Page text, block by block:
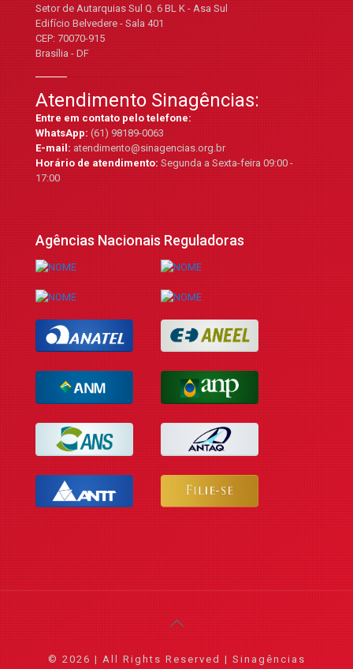
Setor de Autarquias Sul Q. 6 BL K - Asa Sul
Edifício Belvedere - Sala 401
CEP: 70070-915
Brasília - DF
Atendimento Sinagências:
Entre em contato pelo telefone:
WhatsApp:(61) 98189-0063
E-mail:atendimento@sinagencias.org.br
Horário de atendimento:Segunda a Sexta-feira 09:00 -
17:00
Agências Nacionais Reguladoras
© 2026 | All Rights Reserved | Sinagências